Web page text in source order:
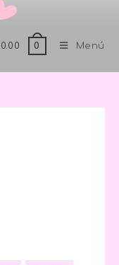
0.00 0 Menú